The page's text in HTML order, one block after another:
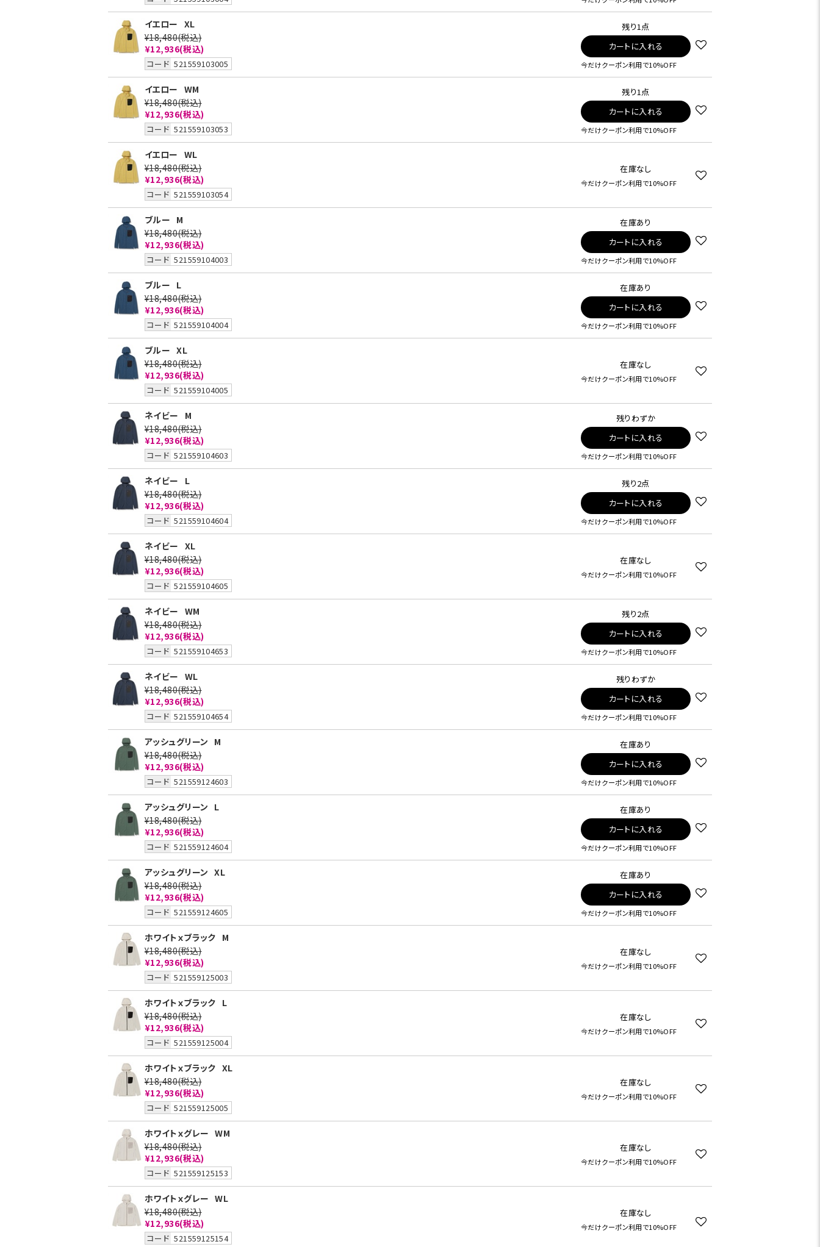
イエロー XL
¥18,480(税込)
¥12,936(税込)
コード 521559103005
残り1点
カートに入れる
今だけクーポン利用で10%OFF
イエロー WM
¥18,480(税込)
¥12,936(税込)
コード 521559103053
残り1点
カートに入れる
今だけクーポン利用で10%OFF
イエロー WL
¥18,480(税込)
¥12,936(税込)
コード 521559103054
在庫なし
今だけクーポン利用で10%OFF
ブルー M
¥18,480(税込)
¥12,936(税込)
コード 521559104003
在庫あり
カートに入れる
今だけクーポン利用で10%OFF
ブルー L
¥18,480(税込)
¥12,936(税込)
コード 521559104004
在庫あり
カートに入れる
今だけクーポン利用で10%OFF
ブルー XL
¥18,480(税込)
¥12,936(税込)
コード 521559104005
在庫なし
今だけクーポン利用で10%OFF
ネイビー
M
¥18,480(税込)
¥12,936(税込)
コード 521559104603
残りわずか
カートに入れる
今だけクーポン利用で10%OFF
ネイビー
L
¥18,480(税込)
¥12,936(税込)
コード 521559104604
残り2点
カートに入れる
今だけクーポン利用で10%OFF
ネイビー XL
¥18,480(税込)
¥12,936(税込)
コード 521559104605
在庫なし
今だけクーポン利用で10%OFF
ネイビー WM
¥18,480(税込)
¥12,936(税込)
コード 521559104653
残り2点
カートに入れる
今だけクーポン利用で10%OFF
ネイビー WL
¥18,480(税込)
¥12,936(税込)
コード 521559104654
残りわずか
カートに入れる
今だけクーポン利用で10%OFF
アッシュグリーン M
¥18,480(税込)
¥12,936(税込)
コード 521559124603
在庫あり
カートに入れる
今だけクーポン利用で10%OFF
アッシュグリーン L
¥18,480(税込)
¥12,936(税込)
コード 521559124604
在庫あり
カートに入れる
今だけクーポン利用で10%OFF
アッシュグリーン XL
¥18,480(税込)
¥12,936(税込)
コード 521559124605
在庫あり
カートに入れる
今だけクーポン利用で10%OFF
ホワイトｘブラック M
¥18,480(税込)
¥12,936(税込)
コード 521559125003
在庫なし
今だけクーポン利用で10%OFF
ホワイトｘブラック L
¥18,480(税込)
¥12,936(税込)
コード 521559125004
在庫なし
今だけクーポン利用で10%OFF
ホワイトｘブラック XL
¥18,480(税込)
¥12,936(税込)
コード 521559125005
在庫なし
今だけクーポン利用で10%OFF
ホワイトｘグレー WM
¥18,480(税込)
¥12,936(税込)
コード 521559125153
在庫なし
今だけクーポン利用で10%OFF
ホワイトｘグレー WL
¥18,480(税込)
¥12,936(税込)
コード 521559125154
在庫なし
今だけクーポン利用で10%OFF